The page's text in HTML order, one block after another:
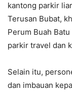
kantong parkir
Terusan Bubat,
Perum Buah
parkir travel dan
Selain itu,
dan imbauan